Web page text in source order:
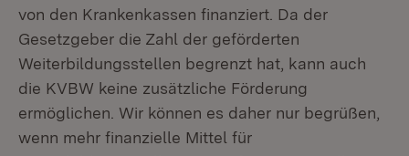
von den Krankenkassen finanziert. Da der
Gesetzgeber die Zahl der geförderten
Weiterbildungsstellen begrenzt hat, kann auch
die KVBW keine zusätzliche Förderung
ermöglichen. Wir können es daher nur begrüßen,
wenn mehr finanzielle Mittel für